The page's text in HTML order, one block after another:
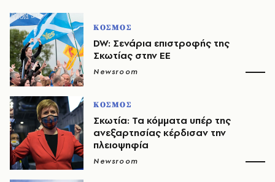
ΚΟΣΜΟΣ
DW: Σενάρια επιστροφής της
Σκωτίας στην ΕΕ
Newsroom
ΚΟΣΜΟΣ
Σκωτία: Τα κόμματα υπέρ της
ανεξαρτησίας κέρδισαν την
πλειοψηφία
Newsroom